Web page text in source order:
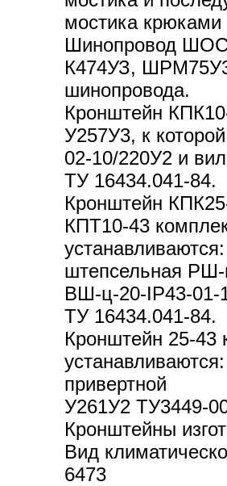
мостика крюками
Шинопровод
К474УЗ,
шинопровода.
Кронштейн
У257У3, к
02-10/220У2 и
ТУ 16434.041-84.
Кронштейн
КПТ10-43
штепсельная РШ-
ВШ-ц-20-IP43-01-
ТУ 16434.041-84.
Кронштейн 25-43
привертной
У261У2 ТУ3449-
Кронштейны
Вид
6473